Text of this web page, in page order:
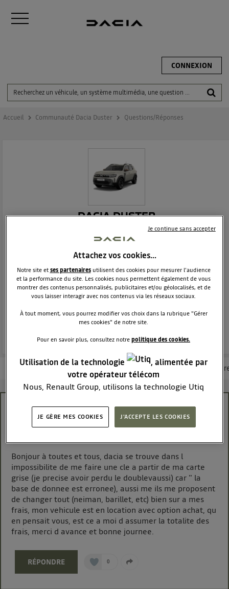
CONNEXION
Accueil Communauté Dacia Duster Questions/Réponses
DACIA DUSTER
38289membres
Voir la description
Dacia Duster - L'authentique SUV
POSEZ UNE QUESTION
REJOINDRE
Les questions de la communauté Les articles Consultez la
Impossibilite de refaire une cle
MapieSte
Bonjour à toutes et tous, dacia se trouve dans l
impossibilite de me faire une cle a partir de ma carte
grise (je precise avoir perdu le doublevaussi) car " la
base de donnee est erronee), aussi me ils me proposent
de changer tout (neiman, barillet, etc) bien sur a mes
frais, mon vehicule est en location avec option achat, qu
en pensait vous, est ce a moi d assumer la totalite des
frais, merci d avance et bonne journee.
RÉPONDRE 0
Attachez vos cookies…
Notre site etses partenairesutilisent des cookies pour mesurer l'audience
et la performance du site. Les cookies nous permettent également de vous
montrer des contenus personnalisés, publicitaires et/ou géolocalisés, et de
vous laisser interagir avec nos contenus via les réseaux sociaux.
À tout moment, vous pourrez modifier vos choix dans la rubrique "Gérer
mes cookies" de notre site.
Pour en savoir plus, consultez notrepolitique des cookies.
Utilisation de la technologie
, alimentée par
votre opérateur télécom
Nous, Renault Group, utilisons la technologie Utiq
cette notice de consentement) et liées à votre
navigation sur
nos site(s)
chaque site).
La technologie Utiq a été conçue pour la protection
de vos données personnelles en vous offrant choix et
contrôle.
Elle utilise un identifiant créé par votre opérateur
télécom basé sur votre adresse IP et une référence
de votre contrat internet (ex : votre numéro de
L'identifiant est associé à votre connexion internet.
Ainsi, toutes les personnes utilisant la même
JE GÈRE MES COOKIES J'ACCEPTE LES COOKIES
Je continue sans accepter